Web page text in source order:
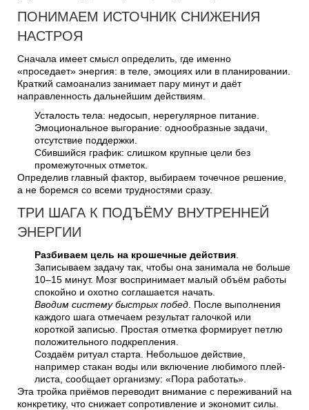
ПОНИМАЕМ ИСТОЧНИК СНИЖЕНИЯ
НАСТРОЯ
Сначала имеет смысл определить, где именно
«проседает» энергия: в теле, эмоциях или в планировании.
Краткий самоанализ занимает пару минут и даёт
направленность дальнейшим действиям.
Усталость тела: недосып, нерегулярное питание.
Эмоциональное выгорание: однообразные задачи,
отсутствие поддержки.
Сбившийся график: слишком крупные цели без
промежуточных отметок.
Определив главный фактор, выбираем точечное решение,
а не боремся со всеми трудностями сразу.
ТРИ ШАГА К ПОДЪЁМУ ВНУТРЕННЕЙ
ЭНЕРГИИ
Разбиваем цель на крошечные действия
Записываем задачу так, чтобы она занимала не больше
10–15 минут. Мозг воспринимает малый объём работы
спокойно и охотно соглашается начать.
Вводим систему быстрых побед . После выполнения
каждого шага отмечаем результат галочкой или
короткой записью. Простая отметка формирует петлю
положительного подкрепления.
Создаём ритуал старта. Небольшое действие,
например стакан воды или включение любимого плей-
листа, сообщает организму: «Пора работать».
Эта тройка приёмов переводит внимание с переживаний на
конкретику, что снижает сопротивление и экономит силы.